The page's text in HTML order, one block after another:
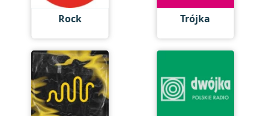
Rock Trójka